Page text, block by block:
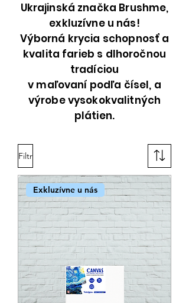
Ukrajinská značka Brushme,
exkluzívne u nás!
Výborná krycia schopnosť a
kvalita farieb s dlhoročnou
tradíciou
v maľovaní podľa čísel, a
výrobe vysokokvalitných
plátien.
Filtr
Exkluzívne u nás